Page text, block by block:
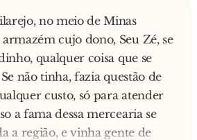
você tem que beber, duma
de pinga. Daí você vai lá fora
meu pit-bull com as mãos e
no primeiro andar desta casa,
Lá tem uma velha de 70
pelo tempo, que você tem
no meio de Minas
cujo dono, Seu Zé, se
qualquer coisa que se
não tinha, fazia questão de
custo, só para atender
a fama dessa mercearia se
a região, e vinha gente de